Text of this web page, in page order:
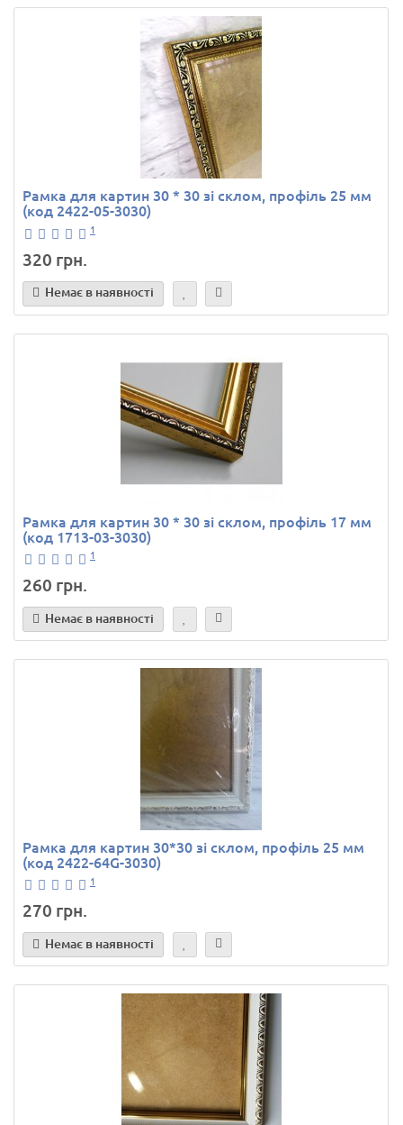
Рамка для картин 30 * 30 зі склом, профіль 25 мм
(код 2422-05-3030)
1
320 грн.
Немає в наявності
Рамка для картин 30 * 30 зі склом, профіль 17 мм
(код 1713-03-3030)
1
260 грн.
Немає в наявності
Рамка для картин 30*30 зі склом, профіль 25 мм
(код 2422-64G-3030)
1
270 грн.
Немає в наявності